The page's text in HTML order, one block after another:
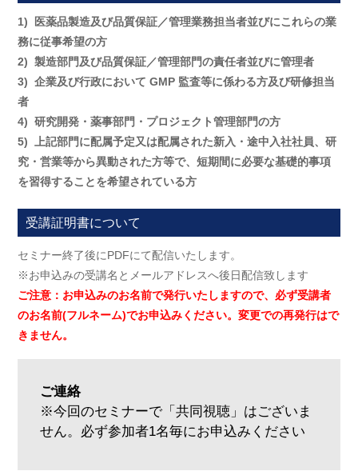
1) 医薬品製造及び品質保証／管理業務担当者並びにこれらの業
務に従事希望の方
2) 製造部門及び品質保証／管理部門の責任者並びに管理者
3) 企業及び行政において GMP 監査等に係わる方及び研修担当
者
4) 研究開発・薬事部門・プロジェクト管理部門の方
5) 上記部門に配属予定又は配属された新入・途中入社社員、研
究・営業等から異動された方等で、短期間に必要な基礎的事項
を習得することを希望されている方
受講証明書について
セミナー終了後にPDFにて配信いたします。
※お申込みの受講名とメールアドレスへ後日配信致します
ご注意：お申込みのお名前で発行いたしますので、必ず受講者
のお名前(フルネーム)でお申込みください。変更での再発行はで
きません。
ご連絡
※今回のセミナーで「共同視聴」はございま
せん。必ず参加者1名毎にお申込みください